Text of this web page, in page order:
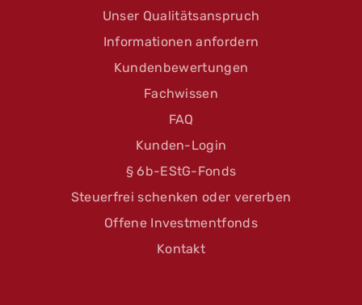
Unser Qualitätsanspruch
Informationen anfordern
Kundenbewertungen
Fachwissen
FAQ
Kunden-Login
§ 6b-EStG-Fonds
Steuerfrei schenken oder vererben
Offene Investmentfonds
Kontakt